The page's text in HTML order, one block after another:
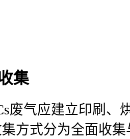
集
废气应建立印刷、
方式分为全面收